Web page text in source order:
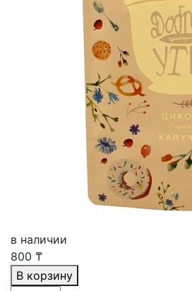
в наличии
800 ₸
В корзину